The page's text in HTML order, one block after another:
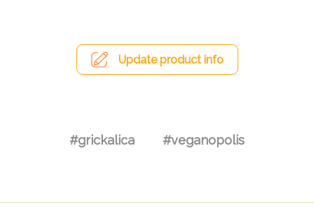
Update product info
#grickalica #veganopolis